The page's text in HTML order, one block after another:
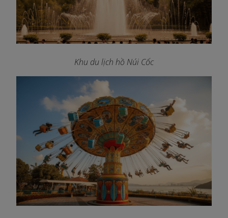
Khu du lịch hồ Núi Cốc